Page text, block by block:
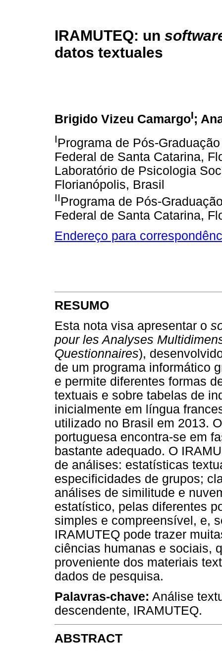
IRAMUTEQ: un
datos textuales
Brigido Vizeu CamargoI;
IPrograma de Pós-
Federal de Santa Catarina,
Laboratório de Psicologia
Florianópolis, Brasil
IIPrograma de Pós-
Federal de Santa Catarina,
Endereço para
RESUMO
Esta nota visa apresentar o
pour les Analyses
Questionnaires),
de um programa informático
e permite diferentes formas
textuais e sobre tabelas de
inicialmente em língua
utilizado no Brasil em 2013.
portuguesa encontra-se em
bastante adequado. O
de análises: estatísticas
especificidades de grupos;
análises de similitude e
estatístico, pelas diferentes
simples e compreensível, e,
IRAMUTEQ pode trazer
ciências humanas e sociais,
proveniente dos materiais
dados de pesquisa.
Palavras-chave: Análise
descendente, IRAMUTEQ.
ABSTRACT